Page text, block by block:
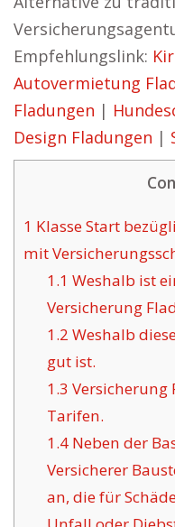
Empfehlungslink:
Autovermietung
Fladungen |
Design Fladungen |
1 Klasse Start
mit
1.1 Weshalb ist
Versicherung
1.2 Weshalb
gut ist.
1.3
Tarifen.
1.4Neben der
Versicherer
an, die für